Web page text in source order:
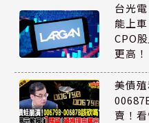
台光
能上
CPO
更高！
美債
賣！